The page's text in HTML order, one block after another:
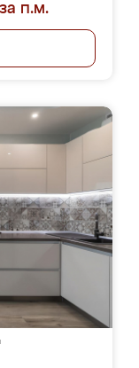
п.м.